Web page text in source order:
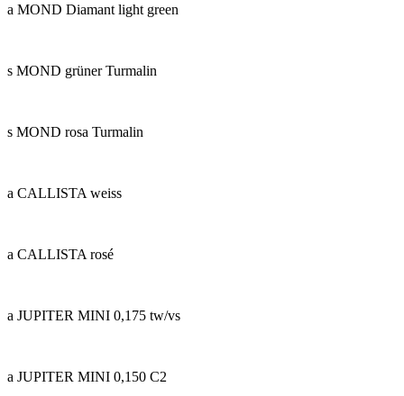
a MOND Diamant light green
s MOND grüner Turmalin
s MOND rosa Turmalin
a CALLISTA weiss
a CALLISTA rosé
a JUPITER MINI 0,175 tw/vs
a JUPITER MINI 0,150 C2